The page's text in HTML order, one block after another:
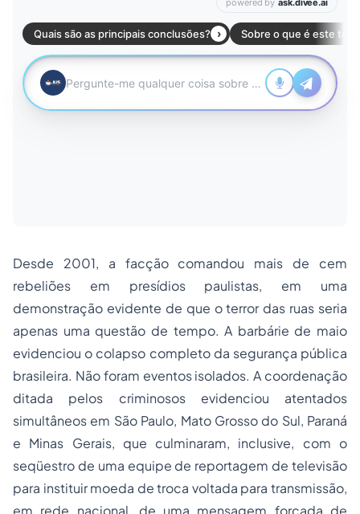
Desde 2001, a facção comandou mais de cem
rebeliões em presídios paulistas, em uma
demonstração evidente de que o terror das ruas seria
apenas uma questão de tempo. A barbárie de maio
evidenciou o colapso completo da segurança pública
brasileira. Não foram eventos isolados. A coordenação
ditada pelos criminosos evidenciou atentados
simultâneos em São Paulo, Mato Grosso do Sul, Paraná
e Minas Gerais, que culminaram, inclusive, com o
seqüestro de uma equipe de reportagem de televisão
para instituir moeda de troca voltada para transmissão,
em rede nacional, de uma mensagem forçada de